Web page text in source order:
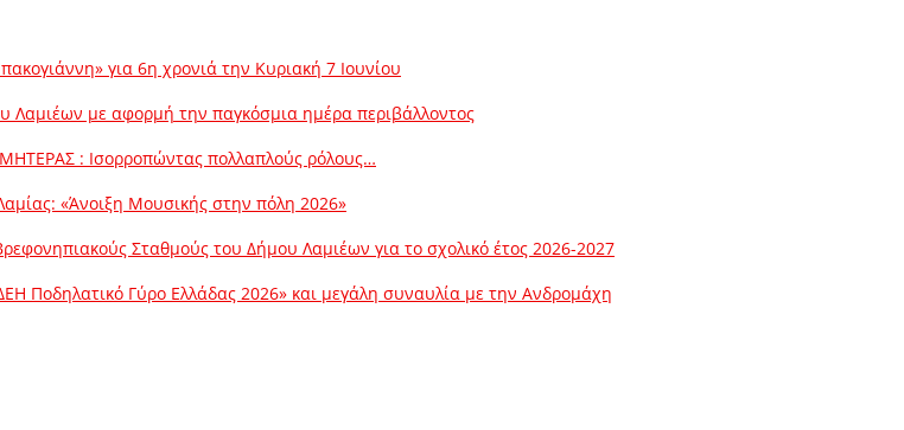
για 6η χρονιά την Κυριακή 7 Ιουνίου
Λαμιέων με αφορμή την παγκόσμια ημέρα περιβάλλοντος
: Ισορροπώντας πολλαπλούς ρόλους…
«Άνοιξη Μουσικής στην πόλη 2026»
Σταθμούς του Δήμου Λαμιέων για το σχολικό έτος 2026-2027
Ποδηλατικό Γύρο Ελλάδας 2026» και μεγάλη συναυλία με την Ανδρομάχη